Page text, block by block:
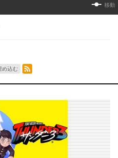
移動
め込む
RSSフィード